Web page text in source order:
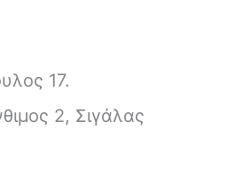
17.
2, Σιγάλας